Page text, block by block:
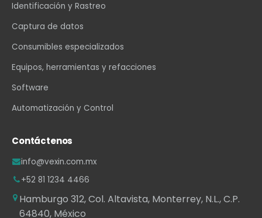
Identificación y Rastreo
Captura de datos
Consumibles especializados
Equipos, herramientas y refacciones
Software
Automatización y Control
Contáctenos
info@vexin.com.mx
+52 81 1234 4466
Hamburgo 312, Col. Altavista, Monterrey, N.L., C.P.
64840, México